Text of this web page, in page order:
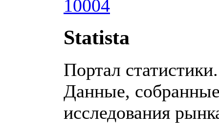
10004
Statista
Портал статистики.
Данные,
исследования